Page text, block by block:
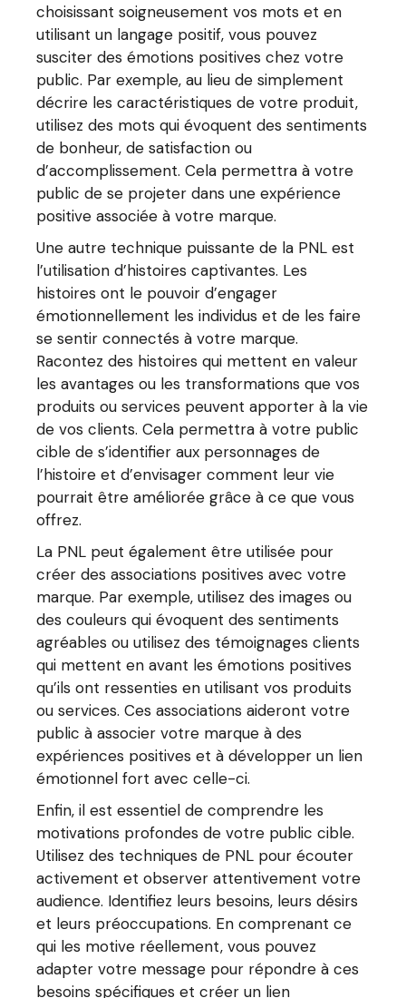
choisissant soigneusement vos mots et en
utilisant un langage positif, vous pouvez
susciter des émotions positives chez votre
public. Par exemple, au lieu de simplement
décrire les caractéristiques de votre produit,
utilisez des mots qui évoquent des sentiments
de bonheur, de satisfaction ou
d’accomplissement. Cela permettra à votre
public de se projeter dans une expérience
positive associée à votre marque.
Une autre technique puissante de la PNL est
l’utilisation d’histoires captivantes. Les
histoires ont le pouvoir d’engager
émotionnellement les individus et de les faire
se sentir connectés à votre marque.
Racontez des histoires qui mettent en valeur
les avantages ou les transformations que vos
produits ou services peuvent apporter à la vie
de vos clients. Cela permettra à votre public
cible de s’identifier aux personnages de
l’histoire et d’envisager comment leur vie
pourrait être améliorée grâce à ce que vous
offrez.
La PNL peut également être utilisée pour
créer des associations positives avec votre
marque. Par exemple, utilisez des images ou
des couleurs qui évoquent des sentiments
agréables ou utilisez des témoignages clients
qui mettent en avant les émotions positives
qu’ils ont ressenties en utilisant vos produits
ou services. Ces associations aideront votre
public à associer votre marque à des
expériences positives et à développer un lien
émotionnel fort avec celle-ci.
Enfin, il est essentiel de comprendre les
motivations profondes de votre public cible.
Utilisez des techniques de PNL pour écouter
activement et observer attentivement votre
audience. Identifiez leurs besoins, leurs désirs
et leurs préoccupations. En comprenant ce
qui les motive réellement, vous pouvez
adapter votre message pour répondre à ces
besoins spécifiques et créer un lien